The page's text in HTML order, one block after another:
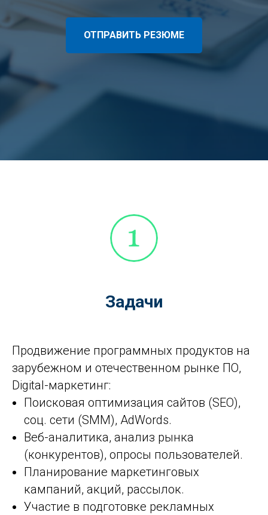
ОТПРАВИТЬ РЕЗЮМЕ
Задачи
Продвижение программных продуктов на
зарубежном и отечественном рынке ПО,
Digital-маркетинг:
Поисковая оптимизация сайтов (SEO),
соц. сети (SMM), AdWords.
Веб-аналитика, анализ рынка
(конкурентов), опросы пользователей.
Планирование маркетинговых
кампаний, акций, рассылок.
Участие в подготовке рекламных